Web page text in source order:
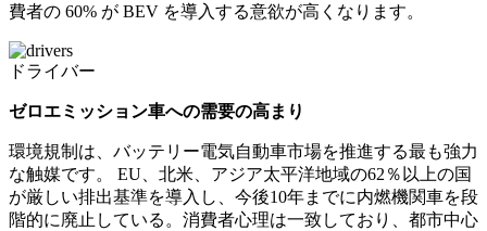
費者の 60% が BEV を導入する意欲が高くなります。
ドライバー
ゼロエミッション車への需要の高まり
環境規制は、バッテリー電気自動車市場を推進する最も強力
な触媒です。 EU、北米、アジア太平洋地域の62％以上の国
が厳しい排出基準を導入し、今後10年までに内燃機関車を段
階的に廃止している。消費者心理は一致しており、都市中心